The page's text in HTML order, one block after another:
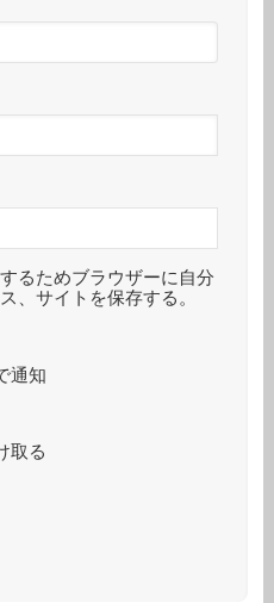
るためブラウザーに自分
、サイトを保存する。
通知
取る